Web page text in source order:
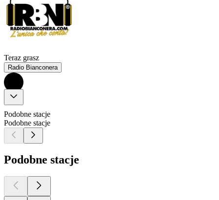
Teraz grasz
Radio Bianconera
Podobne stacje
Podobne stacje
Podobne stacje